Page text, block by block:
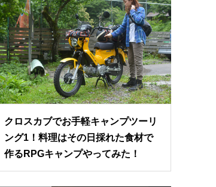
クロスカブでお手軽キャンプツーリ
ング1！料理はその日採れた食材で
作るRPGキャンプやってみた！